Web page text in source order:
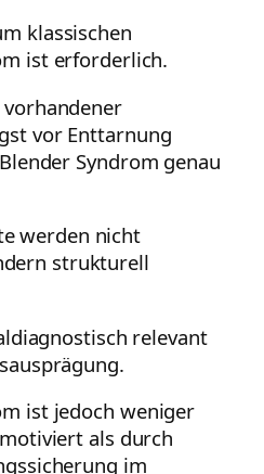
klassischen
ist erforderlich.
vor Enttarnung
Syndrom genau
werden nicht
strukturell
relevant
ist jedoch weniger
als durch
im